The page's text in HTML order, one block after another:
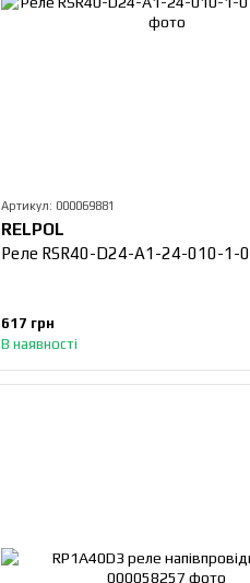
Артикул: 000069881
RELPOL
Реле RSR40-D24-A1-24-010-1-0
617 грн
В наявності